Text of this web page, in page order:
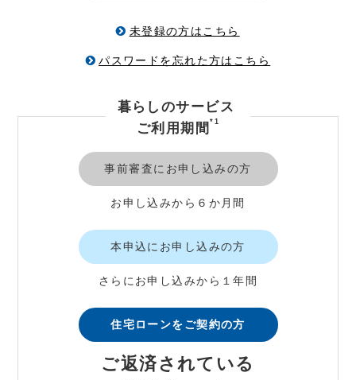
未登録の方はこちら
パスワードを忘れた方はこちら
暮らしのサービス
ご利用期間 *1
事前審査にお申し込みの方
お申し込みから６か月間
本申込にお申し込みの方
さらにお申し込みから１年間
住宅ローンをご契約の方
ご返済されている